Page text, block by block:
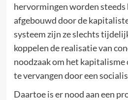
hervormingen worden
afgebouwd door de
systeem zijn ze slechts
koppelen de realisatie van
noodzaak om het kapitalisme
te vervangen door een
Daartoe is er nood aan een